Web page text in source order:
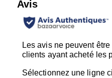
Avis
Les avis ne peuvent
clients ayant acheté les
Sélectionnez une ligne